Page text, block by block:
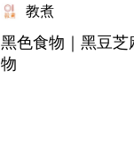
教煮
黑色食物｜黑豆
物